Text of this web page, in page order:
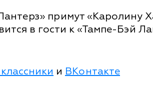
примут «Каролину
в гости к «Тампе-Бэй
и ВКонтакте